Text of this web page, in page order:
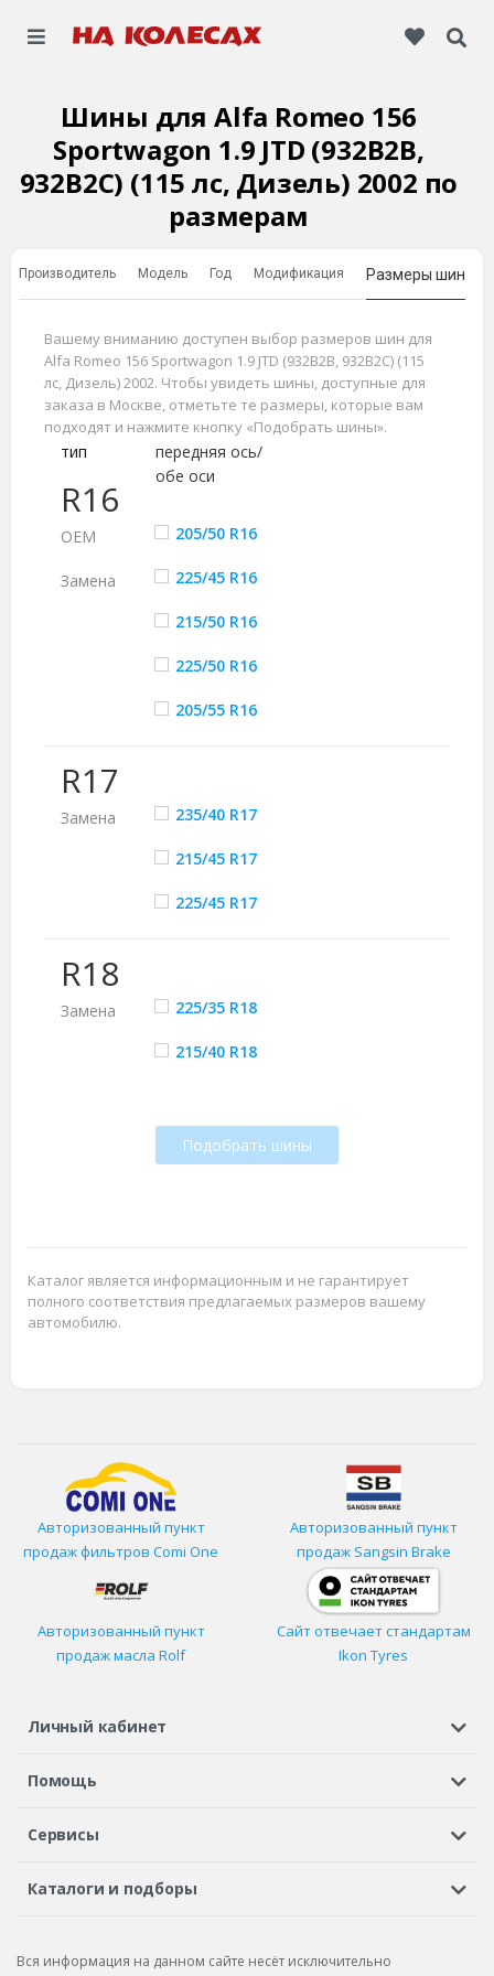
Шины для Alfa Romeo 156
Sportwagon 1.9 JTD (932B2B,
932B2C) (115 лс, Дизель) 2002 по
размерам
Производитель Модель Год Модификация Размеры шин
Вашему вниманию доступен выбор размеров шин для
Alfa Romeo 156 Sportwagon 1.9 JTD (932B2B, 932B2C) (115
лс, Дизель) 2002. Чтобы увидеть шины, доступные для
заказа в Москве, отметьте те размеры, которые вам
подходят и нажмите кнопку «Подобрать шины».
R16
тип
передняя ось/
обе оси
ОЕМ 205/50 R16
Замена 225/45 R16
215/50 R16
225/50 R16
205/55 R16
R17
Замена 235/40 R17
215/45 R17
225/45 R17
R18
Замена 225/35 R18
215/40 R18
Подобрать шины
Каталог является информационным и не гарантирует
полного соответствия предлагаемых размеров вашему
автомобилю.
Авторизованный пункт
продаж фильтров Comi One
Авторизованный пункт
продаж Sangsin Brake
Авторизованный пункт
продаж масла Rolf
Сайт отвечает стандартам
Ikon Tyres
Личный кабинет
Регистрация или вход
Помощь
Шины в кредит
Сервисы
Автосервисы
Бонусная программа
Рекламации по услугам
Каталоги и подборы
Вся информация на данном сайте несёт исключительно